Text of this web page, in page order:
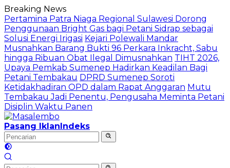
Langsung
ke
konten
Breaking News
Pertamina Patra Niaga Regional Sulawesi Dorong
Penggunaan Bright Gas bagi Petani Sidrap sebagai
Solusi Energi Irigasi Kejari Polewali Mandar
Musnahkan Barang Bukti 96 Perkara Inkracht, Sabu
hingga Ribuan Obat Ilegal Dimusnahkan TIHT 2026,
Upaya Pemkab Sumenep Hadirkan Keadilan Bagi
Petani Tembakau DPRD Sumenep Soroti
Ketidakhadiran OPD dalam Rapat Anggaran Mutu
Tembakau Jadi Penentu, Pengusaha Meminta Petani
Disiplin Waktu Panen
Pasang IklanIndeks